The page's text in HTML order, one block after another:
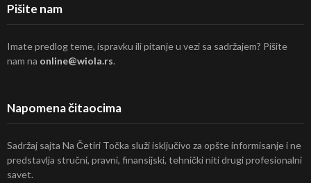
Pišite nam
Imate predlog teme, ispravku ili pitanje u vezi sa sadržajem? Pišite
nam na online@wiola.rs.
Napomena čitaocima
Sadržaj sajta Na Četiri Točka služi isključivo za opšte informisanje i ne
predstavlja stručni, pravni, finansijski, tehnički niti drugi profesionalni
savet.